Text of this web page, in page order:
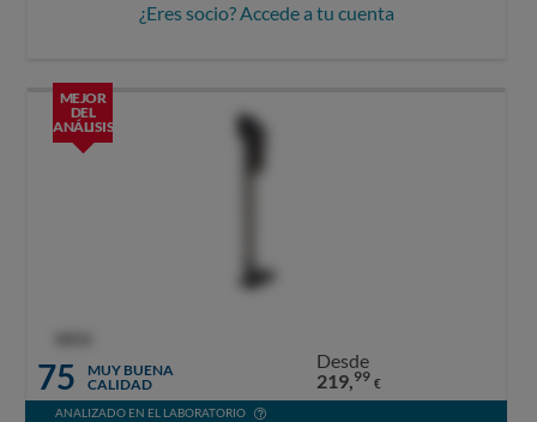
¿Eres socio? Accede a tu cuenta
MEJOR
DEL
ANÁLISIS
75
MUY BUENA
CALIDAD
Desde
219,99 €
ANALIZADO EN EL LABORATORIO